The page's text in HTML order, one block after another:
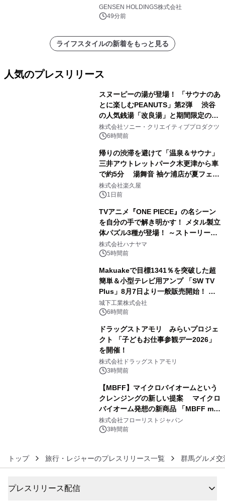
(土)より開催
GENSEN HOLDINGS株式会社
49分前
ライフスタイルの新着をもっと見る
人気のプレスリリース
スヌーピーの湯が登場！ 「サウナのあ
とに楽しむPEANUTS」第2弾 渋谷
の人気銭湯「改良湯」と期間限定のコ
ラボレーション サウナイキタイコラ
ボグッズも発売決定！
株式会社ソニー・クリエイティブプロダクツ
6時間前
帰りの渋滞を避けて「温泉＆サウナ」
三井アウトレットパーク木更津から車
で約5分 湯舞音 袖ケ浦店が夏フェア
メニューを提供
株式会社楽久屋
1日前
TVアニメ『ONE PIECE』の名シーン
を自分の手で解き明かす！ メタル製立
体パズル3種が登場！ ～ストーリーと
ギミックが融合した 大人の体験型パズ
ルが8月7日(金)12時より先行予約受付
株式会社ハナヤマ
5時間前
Makuakeで目標1341％を突破した超
簡単＆小型テレビ用アンプ 「SW TV
Plus」8月7日より一般販売開始！ ケ
ーブル1本つなぐだけ、テレビの音が
ぐっと豊かに
城下工業株式会社
6時間前
ドラッグストアモリ みらいプロジェ
クト 「子どもお仕事参観デー2026」
を開催！
株式会社ドラッグストアモリ
3時間前
【MBFF】マイクロバイオームという
クレンジングの新しい提案 マイクロ
バイオーム発想の新商品 「MBFF mb
クレンジングPRO」を2026年8月6日
発売
株式会社フローリストジャパン
3時間前
トップ 旅行・レジャーのプレスリリース一覧 群馬グルメ交
プレスリリース配信